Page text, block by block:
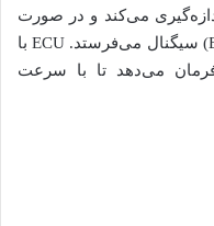
می‌کند و در صورت
افزایش دما، به واحد کنترل موتور (ECU) سیگنال می‌فرستد. ECU با
می‌دهد تا با سرعت